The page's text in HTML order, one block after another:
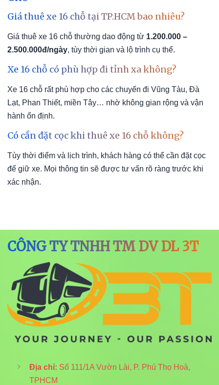
Giá thuê xe 16 chỗ tại TP.HCM bao nhiêu?
Giá thuê xe 16 chỗ thường dao động từ 1.200.000 –
2.500.000đ/ngày, tùy thời gian và lộ trình cụ thể.
Xe 16 chỗ có phù hợp đi tỉnh xa không?
Xe 16 chỗ rất phù hợp cho các chuyến đi Vũng Tàu, Đà
Lạt, Phan Thiết, miền Tây… nhờ không gian rộng và vận
hành ổn định.
Có cần đặt cọc khi thuê xe 16 chỗ không?
Tùy thời điểm và lịch trình, khách hàng có thể cần đặt cọc
để giữ xe. Mọi thông tin sẽ được tư vấn rõ ràng trước khi
xác nhận.
CÔNG TY TNHH TM DV DL 3T
Địa chỉ: Số 111/1A Vườn Lài, P. Phú Thọ Hoà,
TPHCM